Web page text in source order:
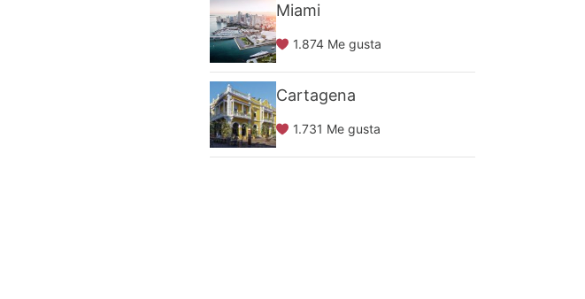
Miami
1.874 Me gusta
Cartagena
1.731 Me gusta